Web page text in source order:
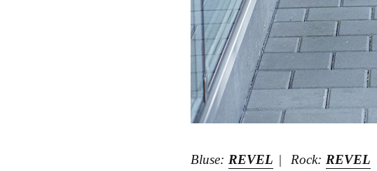
Bluse:REVEL | Rock:REVEL